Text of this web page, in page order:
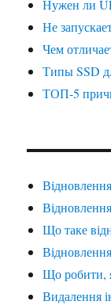
Нужен ли
Не
Чем
Типы SSD
ТОП-5
Що таке
Що робити,
Видалення